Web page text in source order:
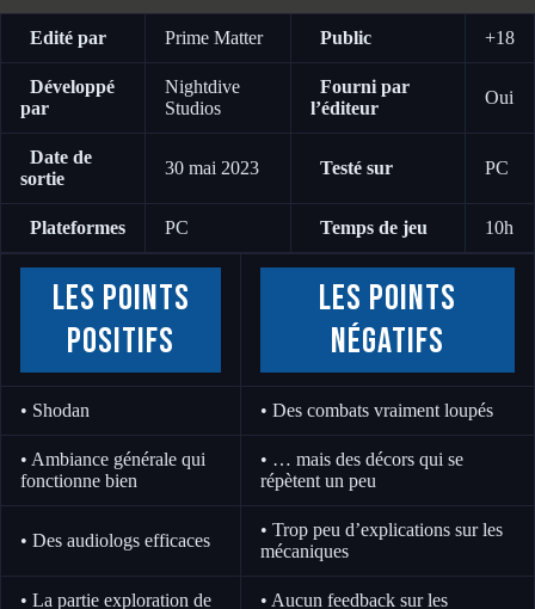
Edité par Prime Matter Public +18
Développé
par
Nightdive
Studios
Fourni par
l’éditeur
Oui
Date de
sortie
30 mai 2023 Testé sur PC
Plateformes PC Temps de jeu 10h
Les points
positifs
Les points
négatifs
• Shodan • Des combats vraiment loupés
• Ambiance générale qui
fonctionne bien
• … mais des décors qui se
répètent un peu
• Des audiologs efficaces
• Trop peu d’explications sur les
mécaniques
• La partie exploration de
• Aucun feedback sur les